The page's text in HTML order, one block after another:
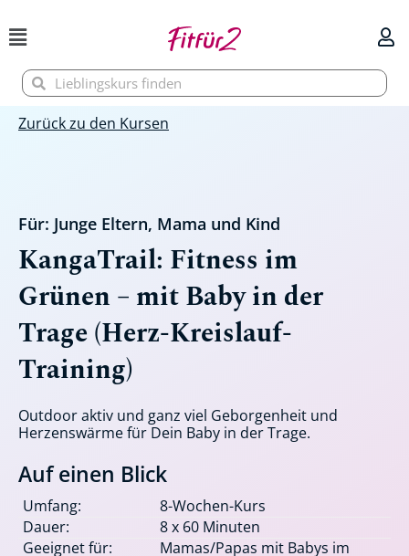
Inhalt
springen
SucheSuche
Zurück zu den Kursen
Für: Junge Eltern, Mama und Kind
KangaTrail: Fitness im
Grünen – mit Baby in der
Trage (Herz-Kreislauf-
Training)
Outdoor aktiv und ganz viel Geborgenheit und
Herzenswärme für Dein Baby in der Trage.
Auf einen Blick
Umfang:
8-Wochen-Kurs
Dauer:
8 x 60 Minuten
Geeignet für:
Mamas/Papas mit Babys im